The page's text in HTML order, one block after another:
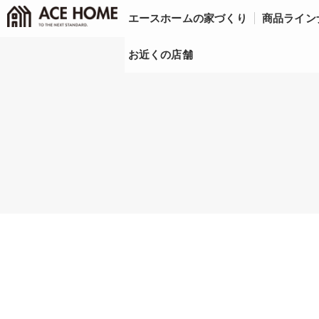
エースホームの家づくり 商品ライン
お近くの店舗